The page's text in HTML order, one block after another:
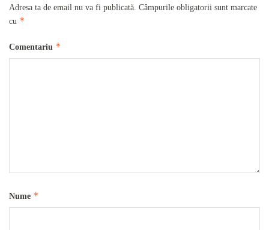
Adresa ta de email nu va fi publicată. Câmpurile obligatorii sunt marcate
cu *
Comentariu *
Nume *